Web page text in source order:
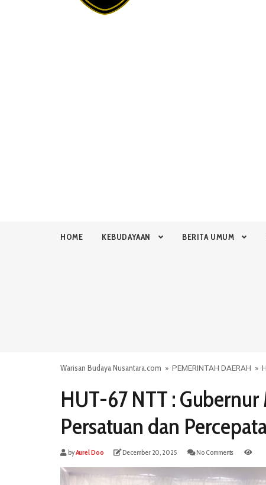
HOME KEBUDAYAAN BERITA UMUM
Warisan Budaya Nusantara.com » PEMERINTAH DAERAH »
HUT-67 NTT :
Persatuan dan
byAurel Doo December 20, 2025 No Comments